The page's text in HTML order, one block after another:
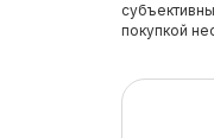
покупкой